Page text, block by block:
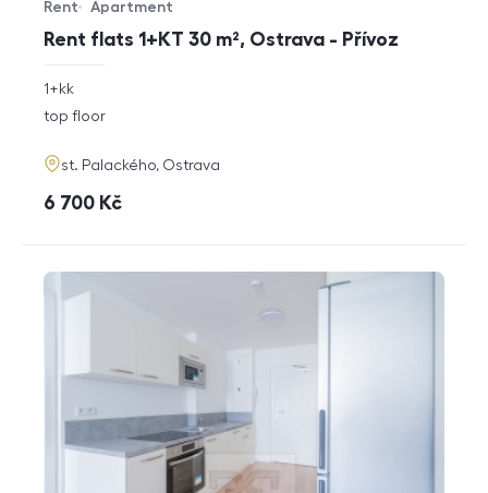
Rent flats 1+KT 30 m², Ostrava - Přívoz
Offer type
Rent
Property type
Apartment
rozměry
disposition
1+kk
funkce
top floor
adresa
st. Palackého, Ostrava
cena
6 700 Kč